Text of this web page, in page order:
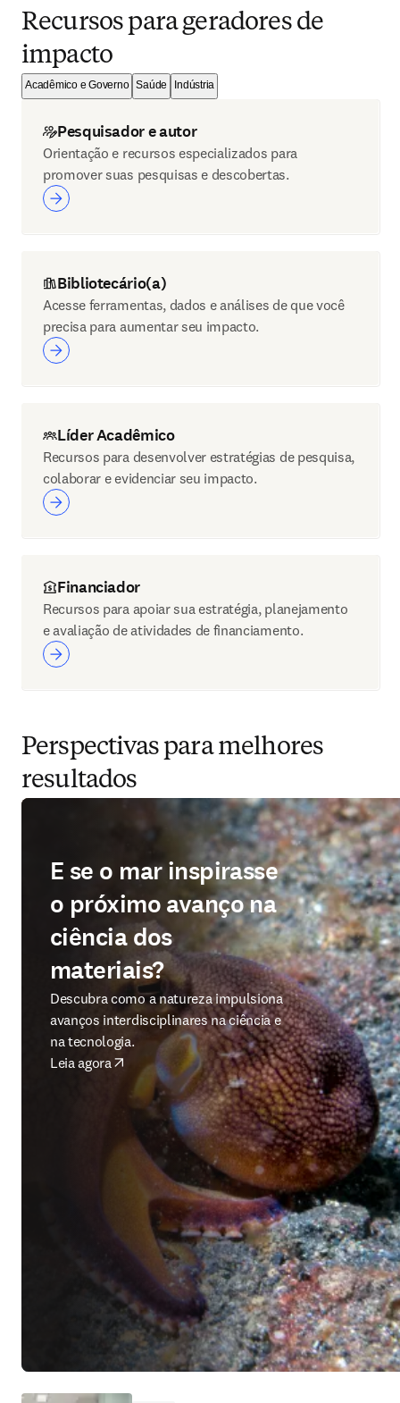
Recursos para geradores de
impacto
Acadêmico e Governo Saúde Indústria
Pesquisador e autor
Orientação e recursos especializados para
promover suas pesquisas e descobertas.
Bibliotecário(a)
Acesse ferramentas, dados e análises de que você
precisa para aumentar seu impacto.
Líder Acadêmico
Recursos para desenvolver estratégias de pesquisa,
colaborar e evidenciar seu impacto.
Financiador
Recursos para apoiar sua estratégia, planejamento
e avaliação de atividades de financiamento.
Perspectivas para melhores
resultados
E se o mar inspirasse
o próximo avanço na
ciência dos
materiais?
Descubra como a natureza impulsiona
avanços interdisciplinares na ciência e
na tecnologia.
Leia agora